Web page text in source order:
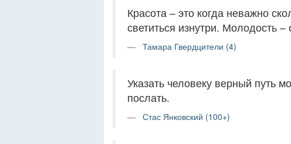
Красота – это когда неважно
светиться изнутри. Молодость
Тамара Гвердцители (4)
Указать человеку верный путь
послать.
Стас Янковский (100+)